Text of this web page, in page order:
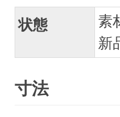
状態
素
新
寸法